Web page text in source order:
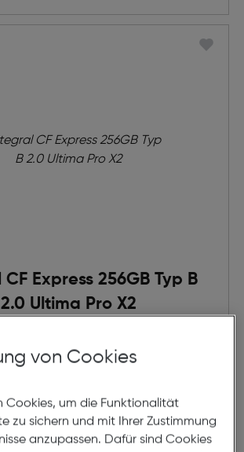
CF Express 256GB Typ B
2.0 Ultima Pro X2
von Cookies
Cookies, um die Funktionalität
zu sichern und mit Ihrer Zustimmung
anzupassen. Dafür sind Cookies